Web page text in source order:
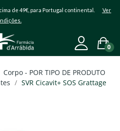
de 49€, para Portugal continental. Ver
0
Corpo - POR TIPO DE PRODUTO
SVR Cicavit+ SOS Grattage